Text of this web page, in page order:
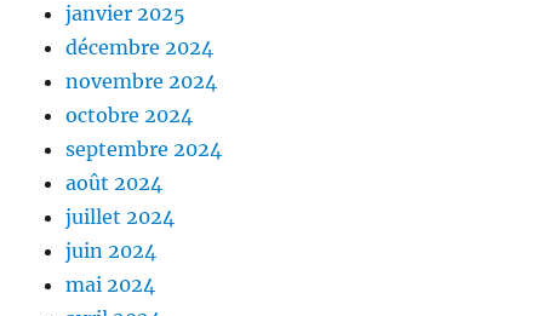
janvier 2025
décembre 2024
novembre 2024
octobre 2024
septembre 2024
août 2024
juillet 2024
juin 2024
mai 2024